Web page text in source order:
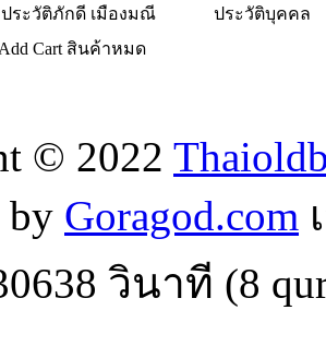
ประวัติภักดี เมืองมณี
ประวัติบุคคล
Cart สินค้าหมด
© 2022
by Goragod.com
วินาที (8